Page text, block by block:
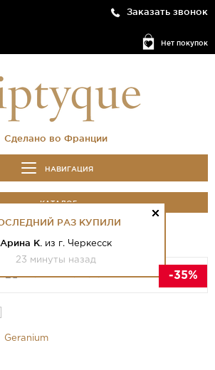
Заказать звонок
Нет покупок
Сделано во Франции
НАВИГАЦИЯ
КАТАЛОГ
Odorata
-35%
РАЗ КУПИЛИ
Арина К. из г. Черкесск
23 минуты назад